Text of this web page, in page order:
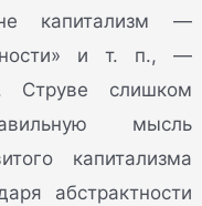
капитализм —
и т. п., —
Струве слишком
мысль
капитализма
абстрактности